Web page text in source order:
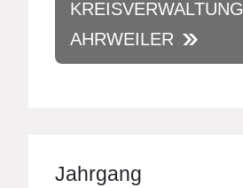
KREISVERWALTUNG
AHRWEILER
Jahrgang